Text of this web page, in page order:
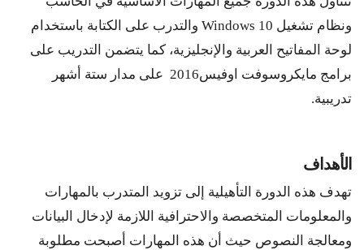
ونظام تشغيل Windows 10 والتدرب على الكتابة باستخدام
لوحة المفاتيح العربية والإنجليزية، كما يتضمن التدريب على
برامج مايكروسوفت اوفيس2016 على مدار ستة أشهر
تدريبية.
الأهداف
تهدف هذه الدورة التأهيلية إلى تزويد المتدرب بالمهارات
والمعلومات المتخصصة والاحترافية اللازمة لإدخال البيانات
ومعالجة النصوص حيث أن هذه المهارات أصبحت مطلوبة